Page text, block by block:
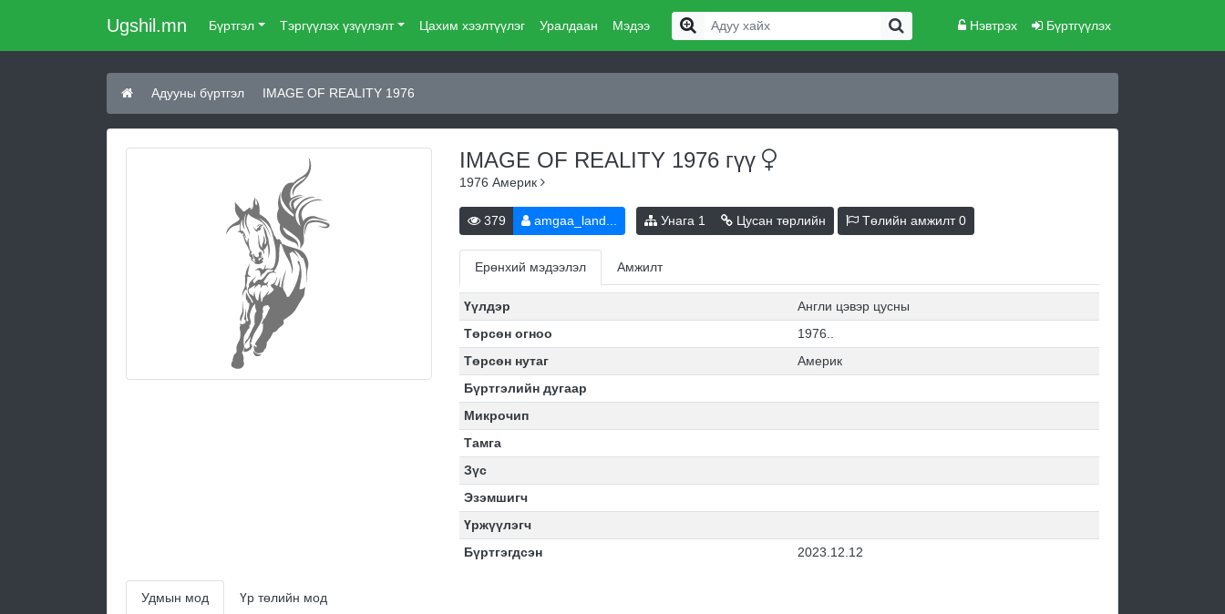
Ugshil.mn Бүртгэл Тэргүүлэх үзүүлэлт Цахим хээлтүүлэг Уралдаан Мэдээ Нэвтрэх Бүртгүүлэх
Адууны бүртгэл IMAGE OF REALITY 1976
IMAGE OF REALITY 1976 гүү
1976 Америк
379 amgaa_land... Унага 1 Цусан төрлийн Төлийн амжилт0
Ерөнхий мэдээлэл Амжилт
Үүлдэр
Англи цэвэр цусны
Төрсөн огноо
1976..
Төрсөн нутаг
Америк
Бүртгэлийн дугаар
Микрочип
Тамга
Зүс
Эзэмшигч
Үржүүлэгч
Бүртгэгдсэн
2023.12.12
Удмын мод Үр төлийн мод